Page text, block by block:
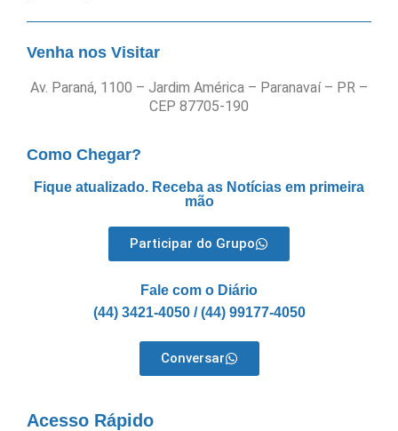
Venha nos Visitar
Av. Paraná, 1100 – Jardim América – Paranavaí – PR –
CEP 87705-190
Como Chegar?
Fique atualizado. Receba as Notícias em primeira
mão
Participar do Grupo
Fale com o Diário
(44) 3421-4050 / (44) 99177-4050
Conversar
Acesso Rápido